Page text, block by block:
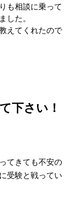
も相談に乗って
した。
えてくれたので
下さい！
てきても不安の
受験と戦ってい